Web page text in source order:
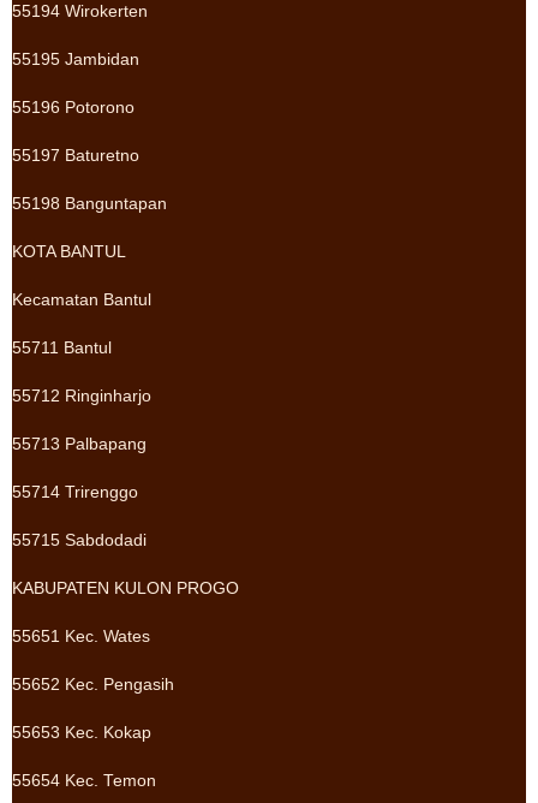
55194 Wirokerten
55195 Jambidan
55196 Potorono
55197 Baturetno
55198 Banguntapan
KOTA BANTUL
Kecamatan Bantul
55711 Bantul
55712 Ringinharjo
55713 Palbapang
55714 Trirenggo
55715 Sabdodadi
KABUPATEN KULON PROGO
55651 Kec. Wates
55652 Kec. Pengasih
55653 Kec. Kokap
55654 Kec. Temon